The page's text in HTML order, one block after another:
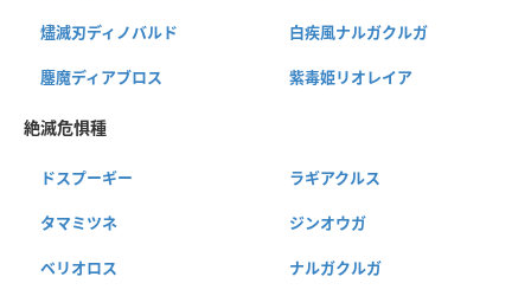
燼滅刃ディノバルド 白疾風ナルガクルガ
鏖魔ディアブロス 紫毒姫リオレイア
絶滅危惧種
ドスプーギー ラギアクルス
タマミツネ ジンオウガ
ベリオロス ナルガクルガ